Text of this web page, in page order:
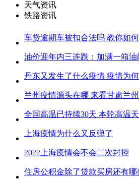
天气资讯
铁路资讯
车贷逾期车被扣合法吗 教你如何
油价迎年内三连跌：加满一箱
丹东又发生了什么疫情 疫情为
兰州疫情源头在哪 来看甘肃兰
全国高温已持续30天 本轮高温
上海疫情为什么又反弹了
2022上海疫情会不会二次封控
住房公积金除了贷款买房还有哪